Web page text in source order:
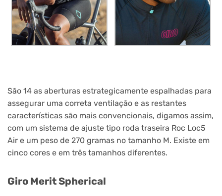
São 14 as aberturas estrategicamente espalhadas para
assegurar uma correta ventilação e as restantes
características são mais convencionais, digamos assim,
com um sistema de ajuste tipo roda traseira Roc Loc5
Air e um peso de 270 gramas no tamanho M. Existe em
cinco cores e em três tamanhos diferentes.
Giro Merit Spherical